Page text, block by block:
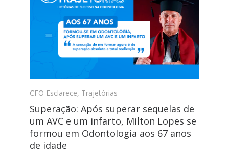
CFO Esclarece, Trajetórias
Superação: Após superar sequelas de
um AVC e um infarto, Milton Lopes se
formou em Odontologia aos 67 anos
de idade